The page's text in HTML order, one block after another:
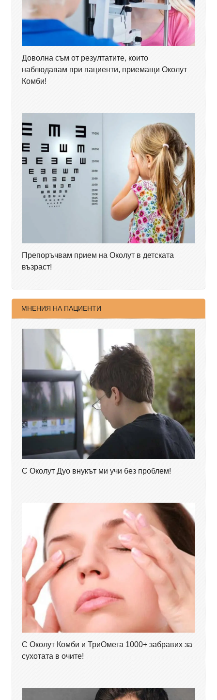
Доволна съм от резултатите, които
наблюдавам при пациенти, приемащи Околут
Комби!
Препоръчвам прием на Околут в детската
възраст!
МНЕНИЯ НА ПАЦИЕНТИ
С Околут Дуо внукът ми учи без проблем!
С Околут Комби и ТриОмега 1000+ забравих за
сухотата в очите!